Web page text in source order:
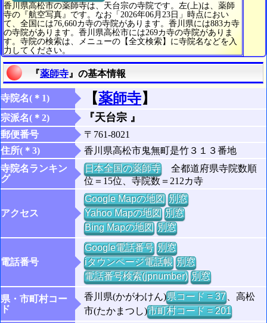
香川県高松市の薬師寺は、天台宗の寺院です。左(上)は、薬師
寺の『航空写真』です。なお「2026年06月23日」時点におい
て、全国には76,660カ寺の寺院があります。香川県には883カ寺
の寺院があります。香川県高松市には269カ寺の寺院がありま
す。寺院の検索は、メニューの【全文検索】に寺院名などを入
力してください。
『薬師寺 』の基本情報
寺院名(＊1) 【薬師寺】
宗派名(＊2) 『天台宗 』
郵便番号
〒761-8021
住所(＊3)
香川県高松市鬼無町是竹３１３番地
寺院名ランキン
グ
日本全国の薬師寺全都道府県寺院数順
位＝15位、寺院数＝212カ寺
アクセス
Google Mapの地図 別窓
Yahoo Mapの地図 別窓
Bing Mapの地図 別窓
電話番号
Google電話番号 別窓
iタウンページ電話帳 別窓
電話番号検索(jpnumber) 別窓
県・市町村コー
ド
香川県(かがわけん)県コード = 37、高松
市(たかまつし)市町村コード = 201